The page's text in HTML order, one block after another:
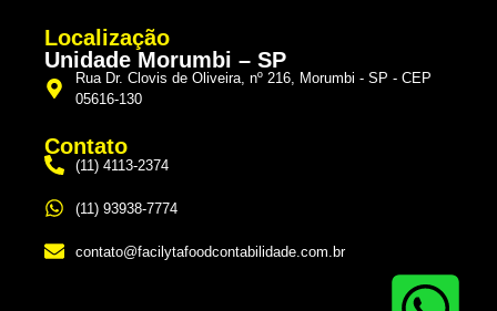
Localização
Unidade Morumbi – SP
Rua Dr. Clovis de Oliveira, nº 216, Morumbi - SP - CEP
05616-130
Contato
(11) 4113-2374
(11) 93938-7774
contato@facilytafoodcontabilidade.com.br